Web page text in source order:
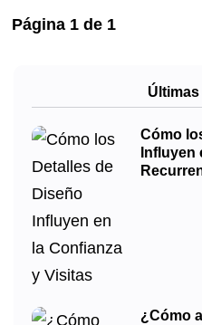
Página 1 de 1
Cómo
Influyen
¿Cómo